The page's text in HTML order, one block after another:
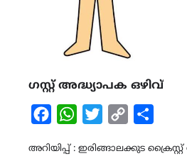
ഗസ്റ്റ് അദ്ധ്യാപക ഒഴിവ്
FacebookWhatsAppTwitterCopy
അറിയിപ്പ് : ഇരിങ്ങാലക്കുട